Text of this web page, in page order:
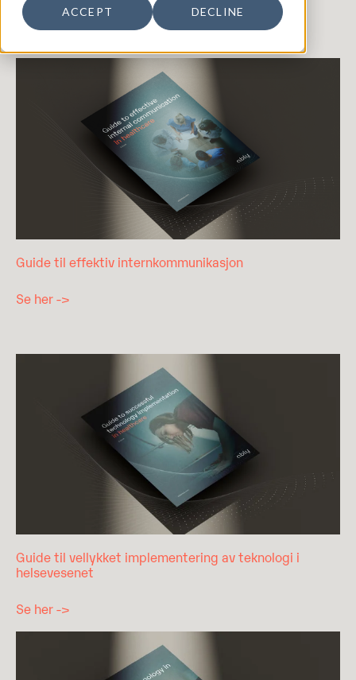
ACCEPT DECLINE
Guide til effektiv internkommunikasjon
Se her ->
Guide til vellykket implementering av teknologi i
helsevesenet
Se her ->